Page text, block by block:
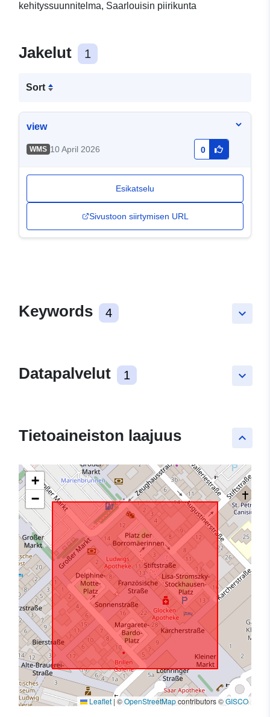
kehityssuunnitelma, Saarlouisin piirikunta
Jakelut 1
Sort
view
WMS 10 April 2026 0
Esikatselu
Sivustoon siirtymisen URL
keyboard_arrow_down
Keywords 4
keyboard_arrow_down
Datapalvelut 1
keyboard_arrow_up
Tietoaineiston laajuus
+
−
Leaflet |©OpenStreetMapcontributors ©GISCO